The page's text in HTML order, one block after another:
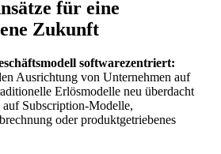
für eine
Zukunft
softwarezentriert:
Ausrichtung von Unternehmen auf
Erlösmodelle neu überdacht
auf Subscription-Modelle,
oder produktgetriebenes